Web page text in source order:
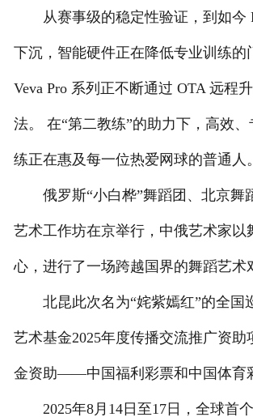
从赛事级的稳定性验证，到如今
下沉，智能硬件正在降低专业训练的
Veva Pro 系列正不断通过 OTA 远程
法。 在“第二教练”的助力下，高效、
练正在惠及每一位热爱网球的普通人。
俄罗斯“小白桦”舞蹈团、北京舞
艺术工作坊在京举行，中俄艺术家以
心，进行了一场跨越国界的舞蹈艺术
北昆此次名为“姹紫嫣红”的全国
艺术基金2025年度传播交流推广资助
金资助——中国福利彩票和中国体育
2025年8月14日至17日，全球首个